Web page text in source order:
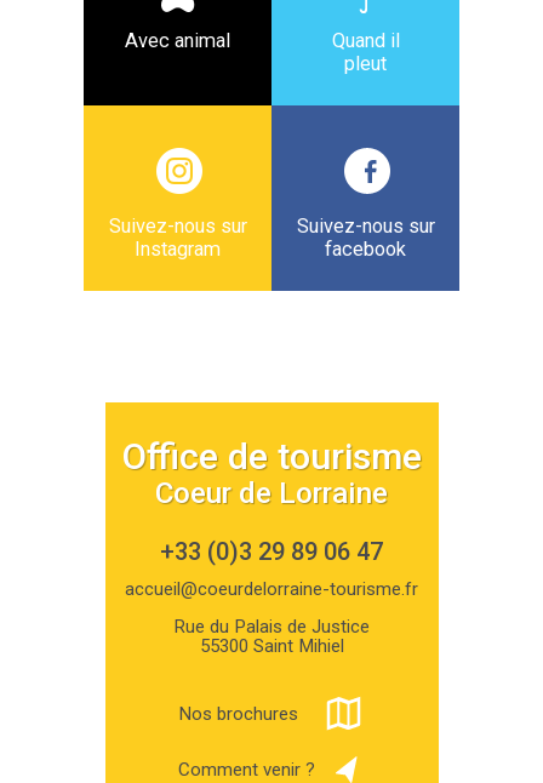
Avec animal
Quand il
pleut
Suivez-nous sur
Instagram
Suivez-nous sur
facebook
Office de tourisme
Coeur de Lorraine
+33 (0)3 29 89 06 47
accueil@coeurdelorraine-tourisme.fr
Rue du Palais de Justice
55300 Saint Mihiel
Nos brochures
Comment venir ?